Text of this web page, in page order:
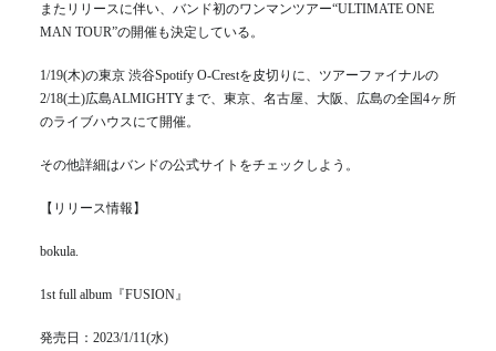
またリリースに伴い、バンド初のワンマンツアー“ULTIMATE ONE
MAN TOUR”の開催も決定している。
1/19(木)の東京 渋谷Spotify O-Crestを皮切りに、ツアーファイナルの
2/18(土)広島ALMIGHTYまで、東京、名古屋、大阪、広島の全国4ヶ所
のライブハウスにて開催。
その他詳細はバンドの公式サイトをチェックしよう。
【リリース情報】
bokula.
1st full album『FUSION』
発売日：2023/1/11(水)